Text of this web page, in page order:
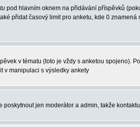
pod hlavním oknem na přidávání příspěvků
přidat časový limit pro anketu, kde 0
v tématu (toto je vždy s anketou spojeno).
v manipulaci s výsledky ankety
jen moderátor a admin, takže